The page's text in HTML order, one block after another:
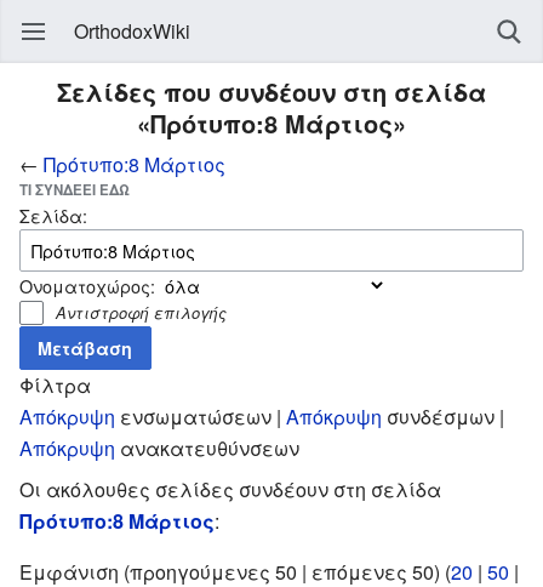
OrthodoxWiki
Σελίδες που συνδέουν στη σελίδα
«Πρότυπο:8 Μάρτιος»
← Πρότυπο:8 Μάρτιος
ΤΙ ΣΥΝΔΈΕΙ ΕΔΏ
Σελίδα:
Ονοματοχώρος:
Αντιστροφή επιλογής
Φίλτρα
Απόκρυψη ενσωματώσεων | Απόκρυψη συνδέσμων |
Απόκρυψη ανακατευθύνσεων
Οι ακόλουθες σελίδες συνδέουν στη σελίδα
Πρότυπο:8 Μάρτιος:
Εμφάνιση (προηγούμενες 50 | επόμενες 50) (20 | 50 |